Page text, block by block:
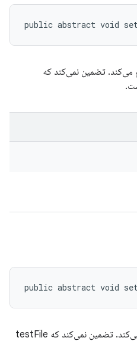
public abstract void
می‌کند. تضمین نمی‌کند که
public abstract void
فایل آزمایشی includes را تنظیم می‌کند. تضمین نمی‌کند که testFile